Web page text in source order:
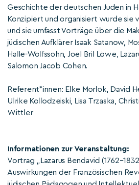
Geschichte der deutschen Juden in
Konzipiert und organisiert wurde sie
und sie umfasst Vorträge über die
jüdischen Aufklärer Isaak Satanow,
Halle-Wolfssohn, Joel Bril Löwe,
Salomon Jacob Cohen.
Referent*innen: Elke Morlok, David
Ulrike Kollodzeiski, Lisa Trzaska,
Wittler
Informationen zur Veranstaltung:
Vortrag „Lazarus Bendavid
Auswirkungen der Französischen